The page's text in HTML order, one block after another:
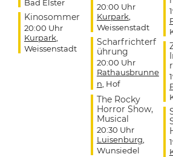
Bad Elster
Kinosommer
20:00 Uhr
Kurpark
Weissenstadt
20:00 Uhr
Kurpark
Weissenstadt
Scharfrichterf
ührung
20:00 Uhr
Rathausbrunne
n , Hof
The Rocky
Horror Show,
Musical
20:30 Uhr
Luisenburg
Wunsiedel